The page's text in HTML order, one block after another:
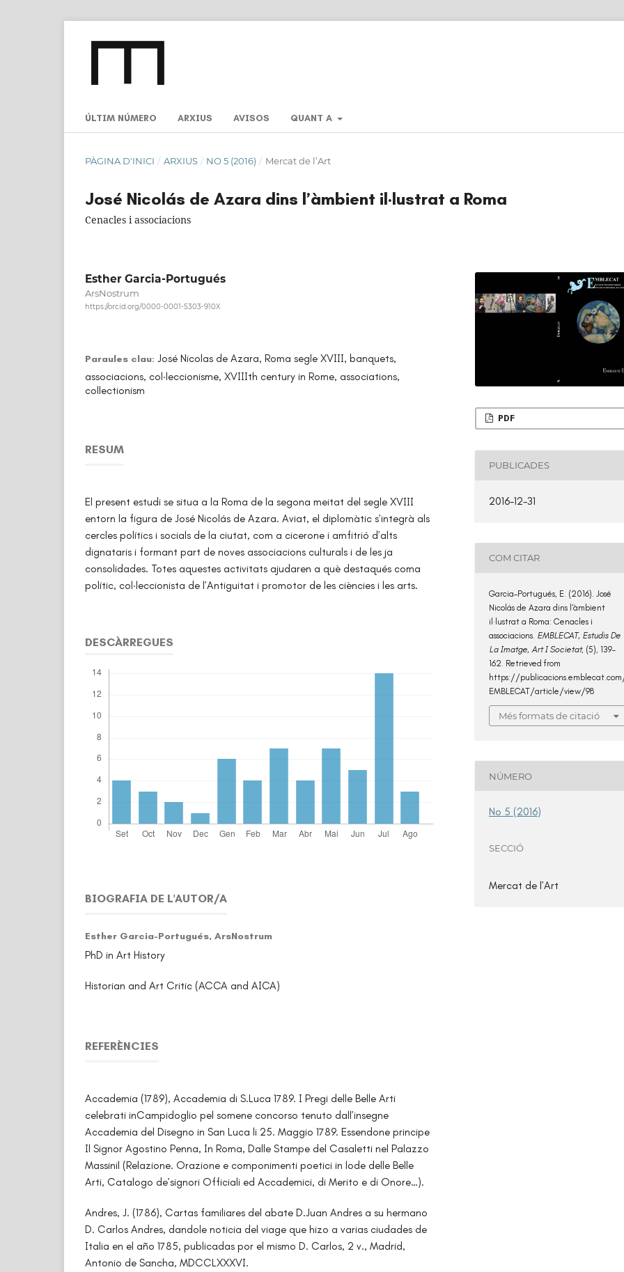
ÚLTIM NÚMERO ARXIUS AVISOS QUANT A
PÀGINA D'INICI / ARXIUS / NO 5 (2016) / Mercat de l’Art
José Nicolás de Azara dins l’àmbient il·lustrat a Roma
Cenacles i associacions
Esther Garcia-Portugués
ArsNostrum
https://orcid.org/0000-0001-5303-910X
Paraules clau: José Nicolas de Azara, Roma segle XVIII, banquets,
associacions, col·leccionisme, XVIIIth century in Rome, associations,
collectionism
RESUM
El present estudi se situa a la Roma de la segona meitat del segle XVIII
entorn la figura de José Nicolás de Azara. Aviat, el diplomàtic s’integrà als
cercles polítics i socials de la ciutat, com a cicerone i amfitrió d’alts
dignataris i formant part de noves associacions culturals i de les ja
consolidades. Totes aquestes activitats ajudaren a què destaqués coma
polític, col·leccionista de l’Antiguitat i promotor de les ciències i les arts.
DESCÀRREGUES
BIOGRAFIA DE L'AUTOR/A
Esther Garcia-Portugués, ArsNostrum
PhD in Art History
Historian and Art Critic (ACCA and AICA)
REFERÈNCIES
Accademia (1789), Accademia di S.Luca 1789. I Pregi delle Belle Arti
celebrati inCampidoglio pel somene concorso tenuto dall’insegne
Accademia del Disegno in San Luca li 25. Maggio 1789. Essendone principe
Il Signor Agostino Penna, In Roma, Dalle Stampe del Casaletti nel Palazzo
Massinil (Relazione. Orazione e componimenti poetici in lode delle Belle
Arti, Catalogo de’signori Officiali ed Accademici, di Merito e di Onore…).
Andres, J. (1786), Cartas familiares del abate D.Juan Andres a su hermano
D. Carlos Andres, dandole noticia del viage que hizo a varias ciudades de
Italia en el año 1785, publicadas por el mismo D. Carlos, 2 v., Madrid,
Antonio de Sancha, MDCCLXXXVI.
PDF
PUBLICADES
2016-12-31
COM CITAR
Garcia-Portugués, E. (2016). José
Nicolás de Azara dins l’àmbient
il·lustrat a Roma: Cenacles i
associacions. EMBLECAT, Estudis De
La Imatge, Art I Societat, (5), 139–
162. Retrieved from
https://
EMBLECAT/article/view/98
Més formats de citació
NÚMERO
No 5 (2016)
SECCIÓ
Mercat de l’Art